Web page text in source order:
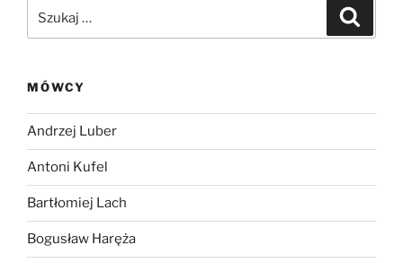
MÓWCY
Andrzej Luber
Antoni Kufel
Bartłomiej Lach
Bogusław Haręża